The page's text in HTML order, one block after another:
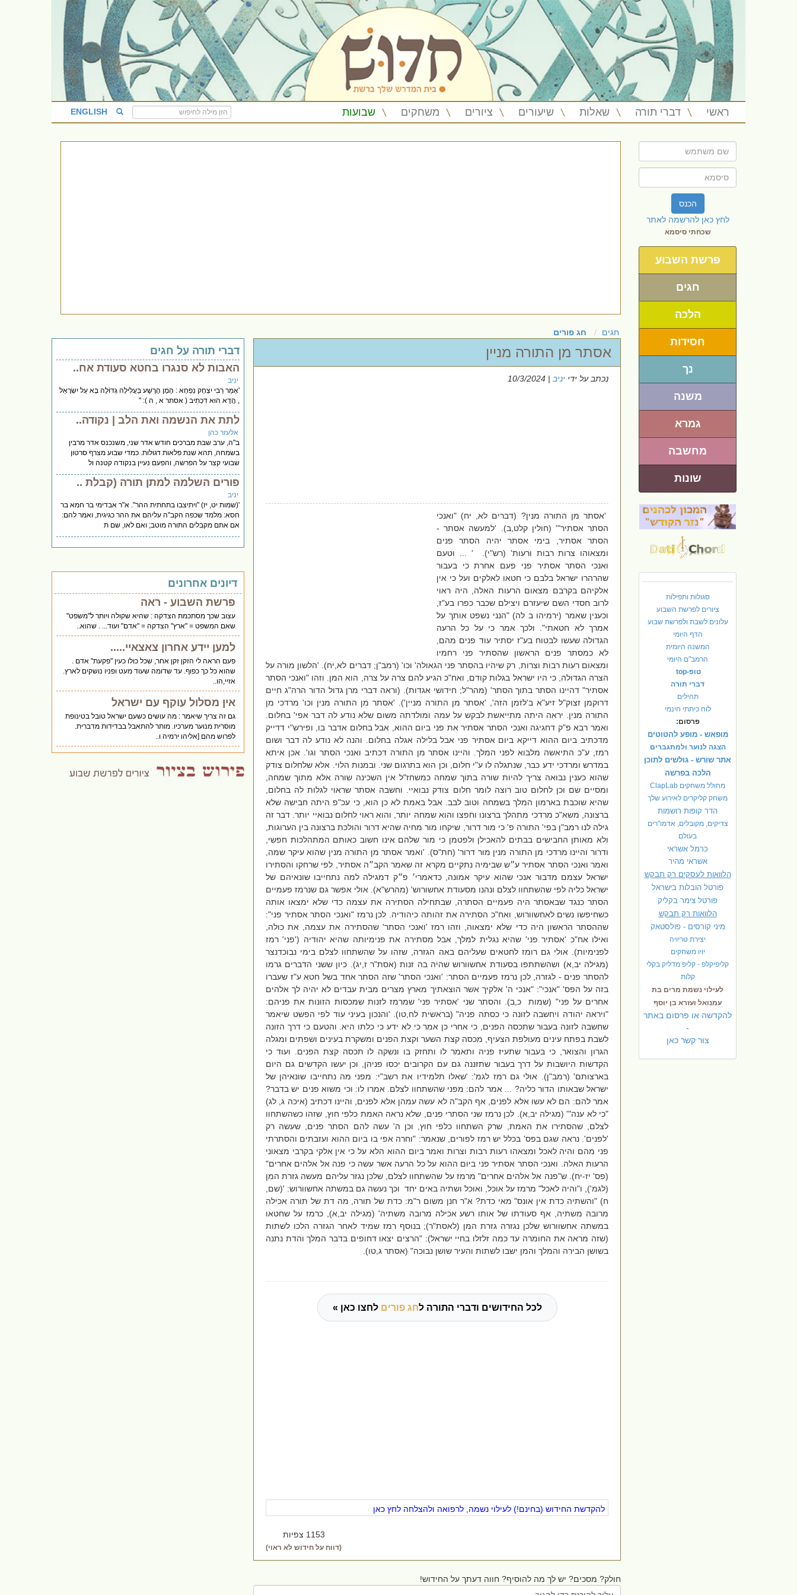
ראשי דברי תורה שאלות שיעורים ציורים משחקים שבועות ENGLISH
הכנס
לחץ כאן להרשמה לאתר
שכחתי סיסמא
פרשת השבוע
חגים
הלכה
חסידות
נך
משנה
גמרא
מחשבה
שונות
סגולות ותפילות
ציורים לפרשת השבוע
עלונים לשבת ולפרשת שבוע
הדף היומי
המשנה היומית
הרמב"ם היומי
טופ-top
דברי תורה
תהילים
לוח כיתתי חינמי
פרסום:
מופאש - מופע להטוטים
הצגה לנוער ולמתגברים
אתר שורש - גולשים לתוכן
הלכה בפרשה
מחולל משחקים ClapLab
משחק קליקרים לאירוע שלך
הדר קופות רושמות
צדיקים, מקובלים, אדמו"רים
בעולם
כרמל אשראי
אשראי מהיר
הלוואות לעסקים רק תבקש
פורטל הובלות בישראל
פורטל צימר בקליק
הלוואות רק תבקש
מיני קורסים - פולסטאק
יצירת טריויה
יויו משחקים
קליפיקלפ - קליפ מדליק בקלי
קלות
לעילוי נשמת מרים בת
עמנואל ועזרא בן יוסף
להקדשה או פרסום באתר
-
צור קשר כאן
חגים חג פורים
אסתר מן התורה מניין
נכתב על ידי יניב | 10/3/2024
'אסתר מן התורה מנין? (דברים לא, יח) "ואנכי
הסתר אסתיר"' (חולין קלט,ב). 'למעשה אסתר -
הסתר אסתיר, בימי אסתר יהיה הסתר פנים
ומצאוהו צרות רבות ורעות' (רש"י). ' ... וטעם
ואנכי הסתר אסתיר פני פעם אחרת כי בעבור
שהרהרו ישראל בלבם כי חטאו לאלקים ועל כי אין
אלקיהם בקרבם מצאום הרעות האלה, היה ראוי
לרוב חסדי השם שיעזרם ויצילם שכבר כפרו בע"ז,
וכענין שאמר (ירמיהו ב לה) "הנני נשפט אותך על
אמרך לא חטאתי". ולכך אמר כי על כל הרעה
הגדולה שעשו לבטוח בע"ז יסתיר עוד פנים מהם,
לא כמסתר פנים הראשון שהסתיר פני רחמיו
ומצאום רעות רבות וצרות, רק שיהיו בהסתר פני הגאולה' וכו' (רמב"ן; דברים לא,יח). 'הלשון מורה על
הצרה הגדולה, כי היו ישראל בגלות קודם, ואח"כ הגיע להם צרה על צרה, הוא המן. וזהו "ואנכי הסתר
אסתיר" דהיינו הסתר בתוך הסתר' (מהר"ל; חידושי אגדות). (וראה דברי מרן גדול הדור הרה"ג חיים
דרוקמן זצוק"ל זיע"א ב'לזמן הזה', 'אסתר מן התורה מניין'). 'אסתר מן התורה מנין וכו' מרדכי מן
התורה מנין. יראה היתה מתייאשת לבקש על עמה ומולדתה משום שלא נודע לה דבר אפי' בחלום.
ואמר רבא פ"ק דחגיגה ואנכי הסתר אסתיר את פני ביום ההוא, אבל בחלום אדבר בו, ופירש"י דדייק
מדכתיב ביום ההוא דייקא ביום אסתיר פני אבל בלילה אגלה בחלום. והנה לא נודע לה דבר ושום
רמז, ע"כ התיאשה מלבוא לפני המלך. והיינו אסתר מן התורה דכתיב ואנכי הסתר וגו'. אכן איתא
במדרש ומרדכי ידע כבר, שנתגלה לו ע"י חלום, וכן הוא בתרגום שני. ובמנות הלוי. אלא שלחלום צודק
שהוא כענין נבואה צריך להיות שורה בתוך שמחה כמשחז"ל אין השכינה שורה אלא מתוך שמחה,
ומסיים שם וכן לחלום טוב רוצה לומר חלום צודק נבואיי. וחשבה אסתר שראוי לגלות לה בחלום,
שהיא שוכבת בארמון המלך בשמחה וטוב לבב. אבל באמת לא כן הוא, כי עכ"פ היתה חבישה שלא
ברצונה, משא"כ מרדכי מתהלך ברצונו וחפצו והוא שמחה יותר, והוא ראוי לחלום נבואיי יותר. דבר זה
גילה לנו רמב"ן בפי' התורה פ' כי מור דרור, שיקחו מור מחיה שהיא דרור והולכת ברצונה בין הערוגות,
ולא מאותן החבישים בבתים להאכילן ולפטמן כי מור שלהם אינו חשוב כאותם המתהלכות חפשי,
ודרור והיינו מרדכי מן התורה מנין מור דרור' (חת"ס). 'ואמר אסתר מן התורה מנין שהוא עיקר שמה,
ואמר ואנכי הסתר אסתיר ע״ש שבימיה נתקיים מקרא זה שאמר הקב״ה אסתיר, לפי שרחקו והסתירו
ישראל עצמם מדבור אנכי שהוא עיקר אמונה, כדאמרי׳ פ״ק דמגילה למה נתחייבו שונאיהם של
ישראל כליה לפי שהשתחוו לצלם ונהנו מסעודת אחשורוש' (מהרש"א). אולי אפשר גם שנרמז פעמיים
הסתר כנגד שבאסתר היה פעמיים הסתרה, שבתחילה הסתירה את עצמה כדי שלא ימצאו אותה
כשחיפשו נשים לאחשוורוש, ואח"כ הסתירה את זהותה כיהודיה. לכן נרמז "ואנכי הסתר אסתיר פני":
שההסתר הראשון היה כדי שלא ימצאוה, וזהו רמז 'ואנכי הסתר' שהסתירה את עצמה, את כולה,
ואילו אח"כ 'אסתיר פני' שהיא נגלית למלך, אבל מסתירה את פנימיותה שהיא יהודיה ('פני' רמז
לפנימיות). אולי גם רומז לחטאים שעליהם באה הגזרה, שזהו על שהשתחוו לצלם בימי נבוכדנצר
(מגילה יב,א) ושהשתתפו בסעודת אחשוורוש שהיה בה זנות (אסת"ר ז,יג). כיון ששני הדברים גרמו
להסתר פנים - לגזרה, לכן נרמז פעמיים הסתר: 'ואנכי הסתר' שזה הסתר אחד בשל חטא ע"ז שעברו
בזה על הפס' "אנכי": "אנכי ה' אלקיך אשר הוצאתיך מארץ מצרים מבית עבדים לא יהיה לך אלהים
אחרים על פני" (שמות כ,ב). והסתר שני 'אסתיר פני' שמרמז לזנות שמכסות הזונות את פניהם:
"ויראה יהודה ויחשבה לזונה כי כסתה פניה" (בראשית לח,טו). 'והנכון בעיני עוד לפי הפשט שיאמר
שחשבה לזונה בעבור שתכסה הפנים, כי אחרי כן אמר כי לא ידע כי כלתו היא. והטעם כי דרך הזונה
לשבת בפתח עינים מעולפת הצעיף, מכסה קצת השער וקצת הפנים ומשקרת בעינים ושפתים ומגלה
הגרון והצואר, כי בעבור שתעיז פניה ותאמר לו ותחזק בו ונשקה לו תכסה קצת הפנים. ועוד כי
הקדשות היושבות על דרך בעבור שתזננה גם עם הקרובים יכסו פניהן, וכן יעשו הקדשים גם היום
בארצותם' (רמב"ן). אולי גם רמז לגמ': 'שאלו תלמידיו את רשב"י: מפני מה נתחייבו שונאיהן של
ישראל שבאותו הדור כליה? ... אמר להם: מפני שהשתחוו לצלם. אמרו לו: וכי משוא פנים יש בדבר?
אמר להם: הם לא עשו אלא לפנים, אף הקב"ה לא עשה עמהן אלא לפנים, והיינו דכתיב (איכה ג, לג)
"כי לא ענה"' (מגילה יב,א). לכן נרמז שני הסתרי פנים, שלא נראה האמת כלפי חוץ, שזהו כשהשתחוו
לצלם, שהסתירו את האמת, שרק השתחוו כלפי חוץ, וכן ה' עשה להם הסתר פנים, שעשה רק
'לפנים'. נראה שגם בפס' בכלל יש רמז לפורים, שנאמר: "וחרה אפי בו ביום ההוא ועזבתים והסתרתי
פני מהם והיה לאכל ומצאהו רעות רבות וצרות ואמר ביום ההוא הלא על כי אין אלקי בקרבי מצאוני
הרעות האלה. ואנכי הסתר אסתיר פני ביום ההוא על כל הרעה אשר עשה כי פנה אל אלהים אחרים"
(פס' יז-יח). ש"פנה אל אלהים אחרים" מרמז על שהשתחוו לצלם, שלכן נגזר עליהם מעשה גזרת המן
(לגמ'), ו"והיה לאכל" מרמז על אוכל, ואוכל ושתיה באים יחד וכך נעשה גם במשתה אחשוורוש: '(שם,
ח) "והשתיה כדת אין אונס" מאי כדת? א"ר חנן משום ר"מ: כדת של תורה, מה דת של תורה אכילה
מרובה משתיה, אף סעודתו של אותו רשע אכילה מרובה משתיה' (מגילה יב,א), כרמז על שחטאו
במשתה אחשוורוש שלכן נגזרה גזרת המן (לאסת"ר); בנוסף רמז שמיד לאחר הגזרה הלכו לשתות
(שזה מראה את החומרה עד כמה זלזלו בחיי ישראל): "הרצים יצאו דחופים בדבר המלך והדת נתנה
בשושן הבירה והמלך והמן ישבו לשתות והעיר שושן נבוכה" (אסתר ג,טו).
לכל החידושים ודברי התורה לחג פורים לחצו כאן »
להקדשת החידוש (בחינם!) לעילוי נשמה, לרפואה ולהצלחה לחץ כאן
1153 צפיות
(דווח על חידוש לא ראוי)
חולק? מסכים? יש לך מה להוסיף? חווה דעתך על החידוש!
דברי תורה על חגים
האבות לא סנגרו בחטא סעודת אח..
יניב
'אָמַר רַבִּי יִצְחָק נַפְחָא : הָמָן הָרָשָׁע בַּעֲלִילָה גְדוֹלָה בָּא עַל יִשְׂרָאֵל
, הֲדָא הוּא דִכְתִיב ( אסתר א , ה ): "
לתת את הנשמה ואת הלב | נקודה..
אלעזר כהן
ב"ה, ערב שבת מברכים חודש אדר שני, משנכנס אדר מרבין
בשמחה, תהא שנת פלאות דגולות. כמדי שבוע מצרף סרטון
שבועי קצר על הפרשה, והפעם נעיין בנקודה קטנה ול
פורים השלמה למתן תורה (קבלת ..
יניב
'(שמות יט, יז) "ויתיצבו בתחתית ההר". א"ר אבדימי בר חמא בר
חסא: מלמד שכפה הקב"ה עליהם את ההר כגיגית, ואמר להם:
אם אתם מקבלים התורה מוטב; ואם לאו, שם ת
דיונים אחרונים
פרשת השבוע - ראה
עצוב שכך מסתכמת הצדקה : שהיא שקולה ויותר ל"משפט"
שאם המשפט = "ארץ" הצדקה = "אדם" ועוד... . שהוא..
למען יידע אחרון צאצאיי.....
פעם הראה לי הזקן זקן אחר, שכל כולו כעין "פקעת" אדם .
שהוא כל כך כפוף. עד שדומה שעוד מעט ופניו נושקים לארץ.
אזיי,הו..
אין מסלול עוקף עם ישראל
גם זה צריך שיאמר : מה עושים כשעם ישראל טובל בטינופת
מוסרית מנוער מערכיו. מותר להתאבל בבדידות מדברית.
לפרוש מהם [אליהו ירמיה ו..